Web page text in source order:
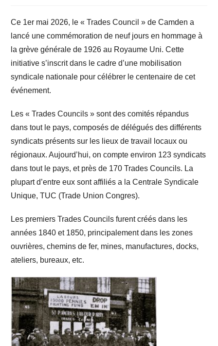
Ce 1er mai 2026, le « Trades Council » de Camden a
lancé une commémoration de neuf jours en hommage à
la grève générale de 1926 au Royaume Uni. Cette
initiative s’inscrit dans le cadre d’une mobilisation
syndicale nationale pour célébrer le centenaire de cet
événement.
Les « Trades Councils » sont des comités répandus
dans tout le pays, composés de délégués des différents
syndicats présents sur les lieux de travail locaux ou
régionaux. Aujourd’hui, on compte environ 123 syndicats
dans tout le pays, et près de 170 Trades Councils. La
plupart d’entre eux sont affiliés a la Centrale Syndicale
Unique, TUC (Trade Union Congres).
Les premiers Trades Councils furent créés dans les
années 1840 et 1850, principalement dans les zones
ouvrières, chemins de fer, mines, manufactures, docks,
ateliers, bureaux, etc.